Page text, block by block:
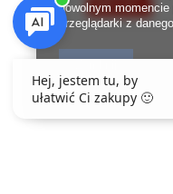
dowolnym
przeglądarki z